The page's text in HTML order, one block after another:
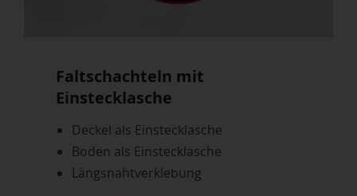
Faltschachteln mit
Einstecklasche
Deckel als Einstecklasche
Boden als Einstecklasche
Längsnahtverklebung